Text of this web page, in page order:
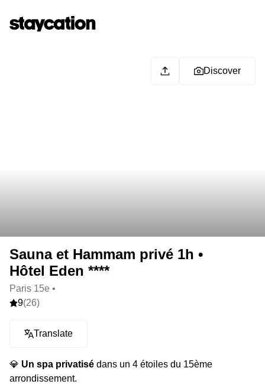
Discover
Sauna et Hammam privé 1h •
Hôtel Eden ****
Paris 15e •
9(26)
Translate
💎 Un spa privatisé dans un 4 étoiles du 15ème
arrondissement.